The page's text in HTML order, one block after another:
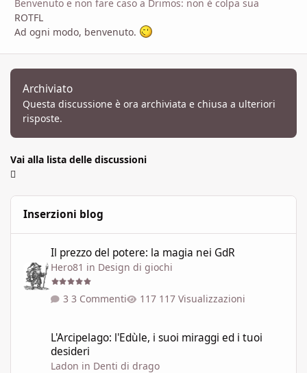
Benvenuto e non fare caso a Drimos: non è colpa sua
ROTFL
Ad ogni modo, benvenuto.
Archiviato
Questa discussione è ora archiviata e chiusa a ulteriori
risposte.
Vai alla lista delle discussioni
Inserzioni blog
Il prezzo del potere: la magia nei GdR
Hero81 in Design di giochi
3 Commenti 117 Visualizzazioni
L'Arcipelago: l'Edùle, i suoi miraggi ed i tuoi
desideri
Ladon in Denti di drago